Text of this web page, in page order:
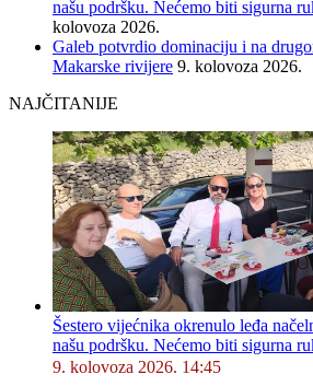
našu podršku. Nećemo biti sigurna
kolovoza 2026.
Galeb potvrdio dominaciju i na
Makarske rivijere 9. kolovoza 2026.
NAJČITANIJE
Šestero vijećnika okrenulo leđa
našu podršku. Nećemo biti sigurna
9. kolovoza 2026. 14:45